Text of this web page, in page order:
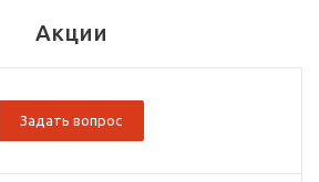
Акции
Задать вопрос